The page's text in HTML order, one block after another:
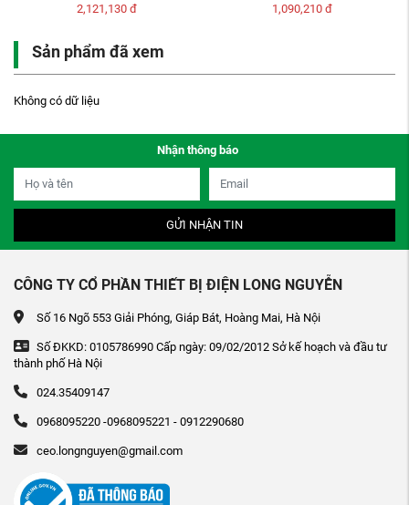
2,121,130 đ
1,090,210 đ
Sản phẩm đã xem
Không có dữ liệu
Nhận thông báo
GỬI NHẬN TIN
CÔNG TY CỔ PHẦN THIẾT BỊ ĐIỆN LONG NGUYỄN
Số 16 Ngõ 553 Giải Phóng, Giáp Bát, Hoàng Mai, Hà Nội
Số ĐKKD: 0105786990 Cấp ngày: 09/02/2012 Sở kế hoạch và đầu tư
thành phố Hà Nội
024.35409147
0968095220 -0968095221 - 0912290680
ceo.longnguyen@gmail.com